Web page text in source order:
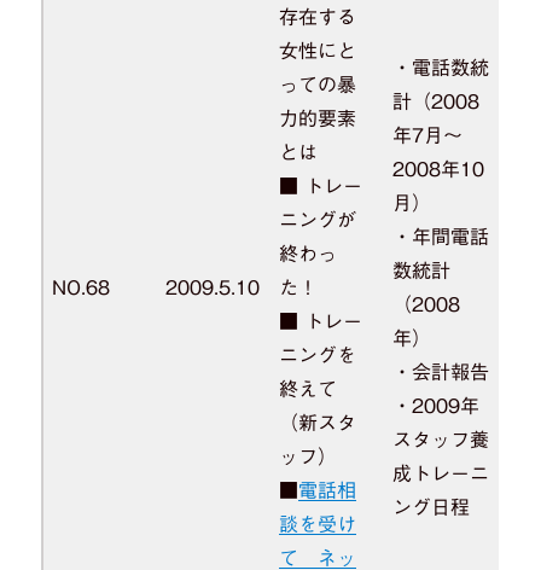
NO.68 2009.5.10
存在する
女性にと
っての暴
力的要素
とは
■ トレー
ニングが
終わっ
た！
■ トレー
ニングを
終えて
（新スタ
ッフ）
電話相
談を受け
て ネッ
・電話数統
計（2008
年7月～
2008年10
月）
・年間電話
数統計
（2008
年）
・会計報告
・2009年
スタッフ養
成トレーニ
ング日程